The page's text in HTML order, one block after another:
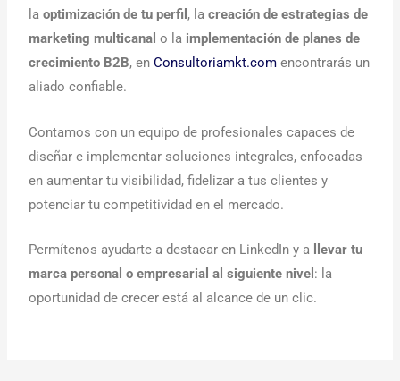
laoptimización de tu perfil , lacreación de estrategias de
marketing multicanal o la implementación de planes de
crecimiento B2B, en Consultoriamkt.com encontrarás un
aliado confiable.
Contamos con un equipo de profesionales capaces de
diseñar e implementar soluciones integrales, enfocadas
en aumentar tu visibilidad, fidelizar a tus clientes y
potenciar tu competitividad en el mercado.
Permítenos ayudarte a destacar en LinkedIn y a
llevar tu
marca personal o empresarial al siguiente nivel : la
oportunidad de crecer está al alcance de un clic.